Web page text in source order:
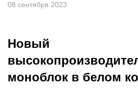
08 сентября 2023
Новый
моноблок в белом